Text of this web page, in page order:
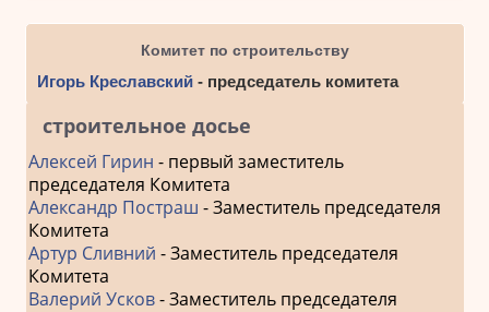
Комитет по строительству
Игорь Креславский - председатель комитета
строительное досье
Алексей Гирин - первый заместитель
председателя Комитета
Александр Постраш - Заместитель председателя
Комитета
Артур Сливний - Заместитель председателя
Комитета
Валерий Усков- Заместитель председателя